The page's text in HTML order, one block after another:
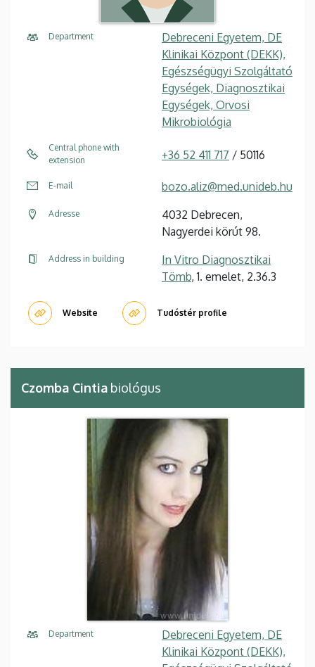
Department
Debreceni Egyetem, DE
Klinikai Központ (DEKK),
Egészségügyi Szolgáltató
Egységek, Diagnosztikai
Egységek, Orvosi
Mikrobiológia
Central phone with
extension
+36 52 411 717 / 50116
E-mail bozo.aliz@med.unideb.hu
Adresse
4032 Debrecen,
Nagyerdei körút 98.
Address in building
In Vitro Diagnosztikai
Tömb, 1. emelet, 2.36.3
Website Tudóstér profile
Czomba Cintia biológus
Department
Debreceni Egyetem, DE
Klinikai Központ (DEKK),